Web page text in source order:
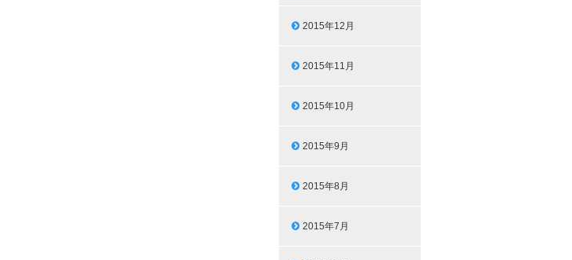
2015年12月
2015年11月
2015年10月
2015年9月
2015年8月
2015年7月